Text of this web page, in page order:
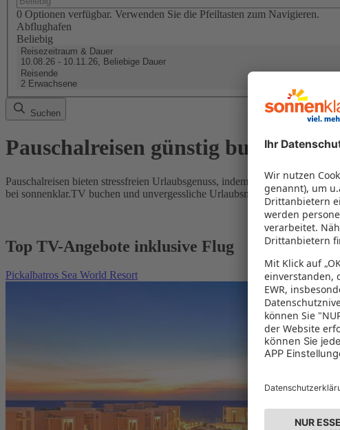
0 Optionen verfügbar. Verwenden Sie die Pfeiltasten zum Navigieren.
Abflughafen
Beliebig
Reisezeitraum & Dauer
10.08.26 - 10.11.26, Beliebige Dauer
Reisende
2 Erwachsene
Suchen
Pauschalreisen günstig buchen
Pauschalreisen bieten stressfreien Urlaubsgenuss, indem Flug und Hotel in
bei sonnenklar.TV buchen und unvergessliche Urlaubsmomente erleben!
Top TV-Angebote inklusive Flug
Pickalbatros Sea World Resort